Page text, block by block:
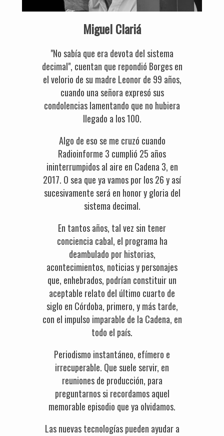
Miguel Clariá
"No sabía que era devota del sistema
decimal", cuentan que repondió Borges en
el velorio de su madre Leonor de 99 años,
cuando una señora expresó sus
condolencias lamentando que no hubiera
llegado a los 100.
Algo de eso se me cruzó cuando
Radioinforme 3 cumplió 25 años
ininterrumpidos al aire en Cadena 3, en
2017. O sea que ya vamos por los 26 y así
sucesivamente será en honor y gloria del
sistema decimal.
En tantos años, tal vez sin tener
conciencia cabal, el programa ha
deambulado por historias,
acontecimientos, noticias y personajes
que, enhebrados, podrían constituir un
aceptable relato del último cuarto de
siglo en Córdoba, primero, y más tarde,
con el impulso imparable de la Cadena, en
todo el país.
Periodismo instantáneo, efímero e
irrecuperable. Que suele servir, en
reuniones de producción, para
preguntarnos si recordamos aquel
memorable episodio que ya olvidamos.
Las nuevas tecnologías pueden ayudar a